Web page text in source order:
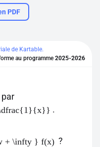
offerts.
PDF
de Kartable.
au programme 2025-2026
par
.
+ \infty } f(x) ?